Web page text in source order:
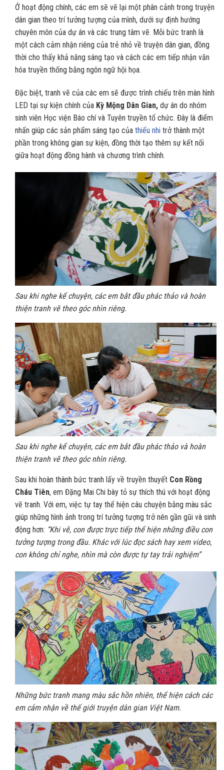
Ở hoạt động chính, các em sẽ vẽ lại một phân cảnh trong truyện
dân gian theo trí tưởng tượng của mình, dưới sự định hướng
chuyên môn của dự án và các trung tâm vẽ. Mỗi bức tranh là
một cách cảm nhận riêng của trẻ nhỏ về truyện dân gian, đồng
thời cho thấy khả năng sáng tạo và cách các em tiếp nhận văn
hóa truyền thống bằng ngôn ngữ hội họa.
Đặc biệt, tranh vẽ của các em sẽ được trình chiếu trên màn hình
LED tại sự kiện chính của Kỳ Mộng Dân Gian, dự án do nhóm
sinh viên Học viện Báo chí và Tuyên truyền tổ chức. Đây là điểm
nhấn giúp các sản phẩm sáng tạo của thiếu nhi trở thành một
phần trong không gian sự kiện, đồng thời tạo thêm sự kết nối
giữa hoạt động đồng hành và chương trình chính.
Sau khi nghe kể chuyện, các em bắt đầu phác thảo và hoàn
thiện tranh vẽ theo góc nhìn riêng.
Sau khi nghe kể chuyện, các em bắt đầu phác thảo và hoàn
thiện tranh vẽ theo góc nhìn riêng.
Sau khi hoàn thành bức tranh lấy về truyền thuyết Con Rồng
Cháu Tiên, em Đặng Mai Chi bày tỏ sự thích thú với hoạt động
vẽ tranh. Với em, việc tự tay thể hiện câu chuyện bằng màu sắc
giúp những hình ảnh trong trí tưởng tượng trở nên gần gũi và sinh
động hơn: “Khi vẽ, con được trực tiếp thể hiện những điều con
tưởng tượng trong đầu. Khác với lúc đọc sách hay xem video,
con không chỉ nghe, nhìn mà còn được tự tay trải nghiệm”
Những bức tranh mang màu sắc hồn nhiên, thể hiện cách các
em cảm nhận về thế giới truyện dân gian Việt Nam.